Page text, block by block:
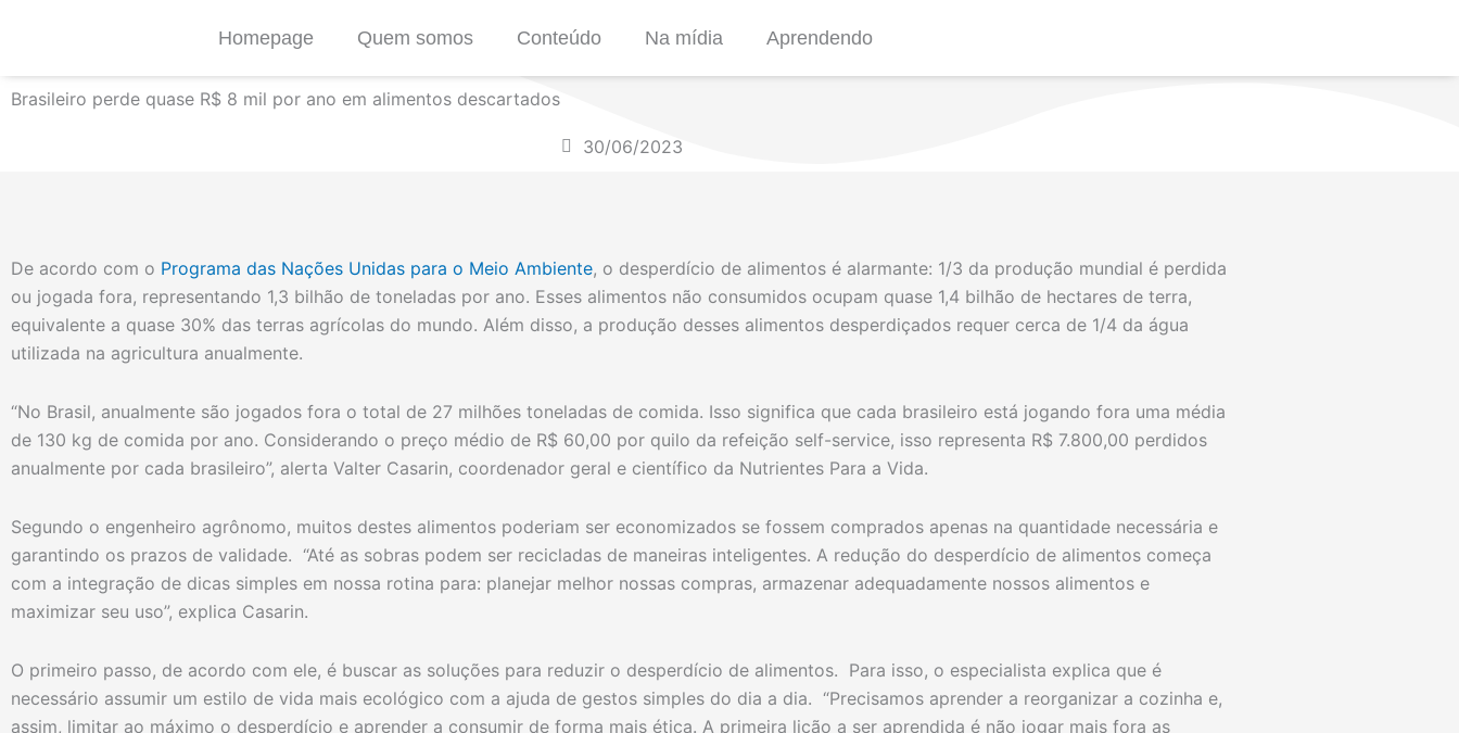
conteúdo
Homepage Quem somos Conteúdo Na mídia Aprendendo
Brasileiro perde quase R$ 8 mil por ano em alimentos descartados
30/06/2023
De acordo com o Programa das Nações Unidas para o Meio Ambiente, o desperdício de alimentos é alarmante: 1/3 da produção mundial é perdida
ou jogada fora, representando 1,3 bilhão de toneladas por ano. Esses alimentos não consumidos ocupam quase 1,4 bilhão de hectares de terra,
equivalente a quase 30% das terras agrícolas do mundo. Além disso, a produção desses alimentos desperdiçados requer cerca de 1/4 da água
utilizada na agricultura anualmente.
“No Brasil, anualmente são jogados fora o total de 27 milhões toneladas de comida. Isso significa que cada brasileiro está jogando fora uma média
de 130 kg de comida por ano. Considerando o preço médio de R$ 60,00 por quilo da refeição self-service, isso representa R$ 7.800,00 perdidos
anualmente por cada brasileiro”, alerta Valter Casarin, coordenador geral e científico da Nutrientes Para a Vida.
Segundo o engenheiro agrônomo, muitos destes alimentos poderiam ser economizados se fossem comprados apenas na quantidade necessária e
garantindo os prazos de validade. “Até as sobras podem ser recicladas de maneiras inteligentes. A redução do desperdício de alimentos começa
com a integração de dicas simples em nossa rotina para: planejar melhor nossas compras, armazenar adequadamente nossos alimentos e
maximizar seu uso”, explica Casarin.
O primeiro passo, de acordo com ele, é buscar as soluções para reduzir o desperdício de alimentos. Para isso, o especialista explica que é
necessário assumir um estilo de vida mais ecológico com a ajuda de gestos simples do dia a dia. “Precisamos aprender a reorganizar a cozinha e,
assim, limitar ao máximo o desperdício e aprender a consumir de forma mais ética. A primeira lição a ser aprendida é não jogar mais fora as